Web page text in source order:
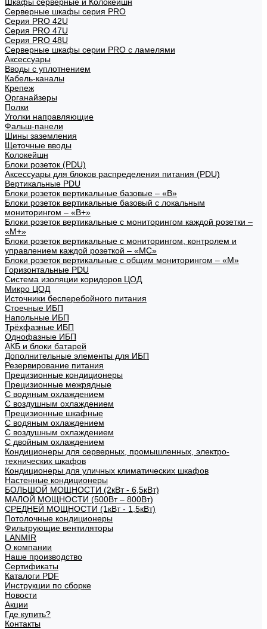
Серверные шкафы серия PRO
Серия PRO 42U
Серия PRO 47U
Серия PRO 48U
Серверные шкафы серии PRO с ламелями
Аксессуары
Вводы с уплотнением
Кабель-каналы
Крепеж
Органайзеры
Полки
Уголки направляющие
Фальш-панели
Шины заземления
Щеточные вводы
Колокейшн
Блоки розеток (PDU)
Аксессуары для блоков распределения питания (PDU)
Вертикальные PDU
Блоки розеток вертикальные базовые – «В»
Блоки розеток вертикальные базовый с локальным
мониторингом – «В+»
Блоки розеток вертикальные с мониторингом каждой розетки –
«М+»
Блоки розеток вертикальные с мониторингом, контролем и
управлением каждой розеткой – «МС»
Блоки розеток вертикальные с общим мониторингом – «М»
Горизонтальные PDU
Система изоляции коридоров ЦОД
Микро ЦОД
Источники бесперебойного питания
Стоечные ИБП
Напольные ИБП
Трёхфазные ИБП
Однофазные ИБП
АКБ и блоки батарей
Дополнительные элементы для ИБП
Резервирование питания
Прецизионные кондиционеры
Прецизионные межрядные
С водяным охлаждением
С воздушным охлаждением
Прецизионные шкафные
С водяным охлаждением
С воздушным охлаждением
С двойным охлаждением
Кондиционеры для серверных, промышленных, электро-
технических шкафов
Кондиционеры для уличных климатических шкафов
Настенные кондиционеры
БОЛЬШОЙ МОЩНОСТИ (2кВт - 6,5кВт)
МАЛОЙ МОЩНОСТИ (500Вт – 800Вт)
СРЕДНЕЙ МОЩНОСТИ (1кВт - 1,5кВт)
Потолочные кондиционеры
Фильтрующие вентиляторы
LANMIR
О компании
Наше производство
Сертификаты
Каталоги PDF
Инструкции по сборке
Новости
Акции
Где купить?
Контакты